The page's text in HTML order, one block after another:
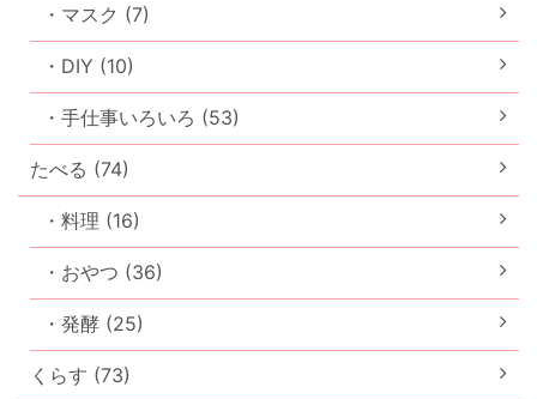
・マスク (7)
・DIY (10)
・手仕事いろいろ (53)
たべる (74)
・料理 (16)
・おやつ (36)
・発酵 (25)
くらす (73)